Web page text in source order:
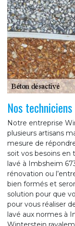
Nos
Notre entreprise
plusieurs artisans
mesure de
soit vos besoins en
lavé à Imbsheim
rénovation ou
bien formés et
solution pour que
pour vous réaliser
lavé aux normes à